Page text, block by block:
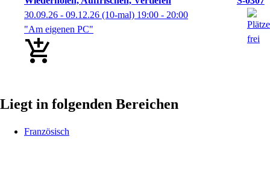
30.09.26 - 09.12.26 (10-mal) 19:00 - 20:00
"Am eigenen PC"
Liegt in folgenden Bereichen
Französisch